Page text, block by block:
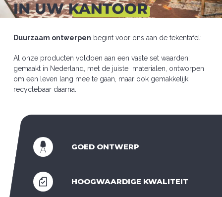
Duurzaam ontwerpen begint voor ons aan de tekentafel:
Al onze producten voldoen aan een vaste set waarden:
gemaakt in Nederland, met de juiste materialen, ontworpen
om een leven lang mee te gaan, maar ook gemakkelijk
recyclebaar daarna.
GOED ONTWERP
HOOGWAARDIGE KWALITEIT